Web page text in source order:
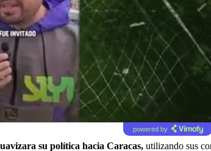
powered by
su política hacia Caracas, utilizando sus